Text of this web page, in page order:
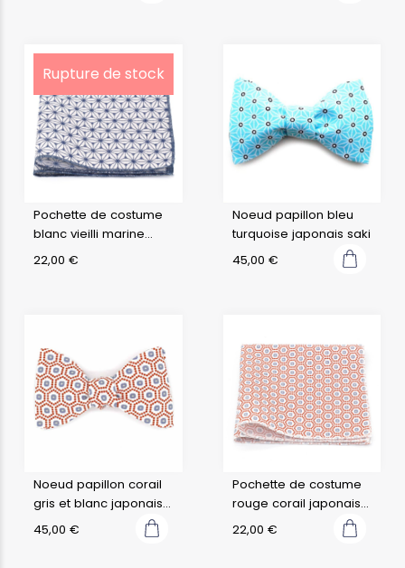
Rupture de stock
Pochette de costume
blanc vieilli marine
japonais fuji
22,00 €
Noeud papillon bleu
turquoise japonais saki
45,00 €
Noeud papillon corail
gris et blanc japonais
kobe
45,00 €
Pochette de costume
rouge corail japonais
kobe
22,00 €